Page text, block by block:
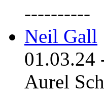
----------
Neil Gall
01.03.24
Aurel